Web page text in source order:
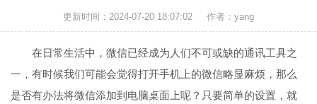
更新时间：2024-07-20 18:07:02 作者：yang
在日常生活中，微信已经成为人们不可或缺的通讯工具之
一，有时候我们可能会觉得打开手机上的微信略显麻烦，那么
是否有办法将微信添加到电脑桌面上呢？只要简单的设置，就